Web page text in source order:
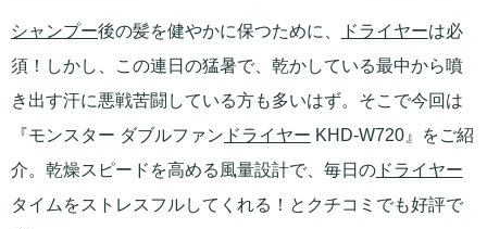
シャンプー後の髪を健やかに保つために、 ドライヤーは必
須！しかし、この連日の猛暑で、乾かしている最中から噴
き出す汗に悪戦苦闘している方も多いはず。そこで今回は
『モンスター ダブルファン ドライヤー KHD-W720』をご紹
介。乾燥スピードを高める風量設計で、毎日のドライヤー
タイムをストレスフルしてくれる！とクチコミでも好評で